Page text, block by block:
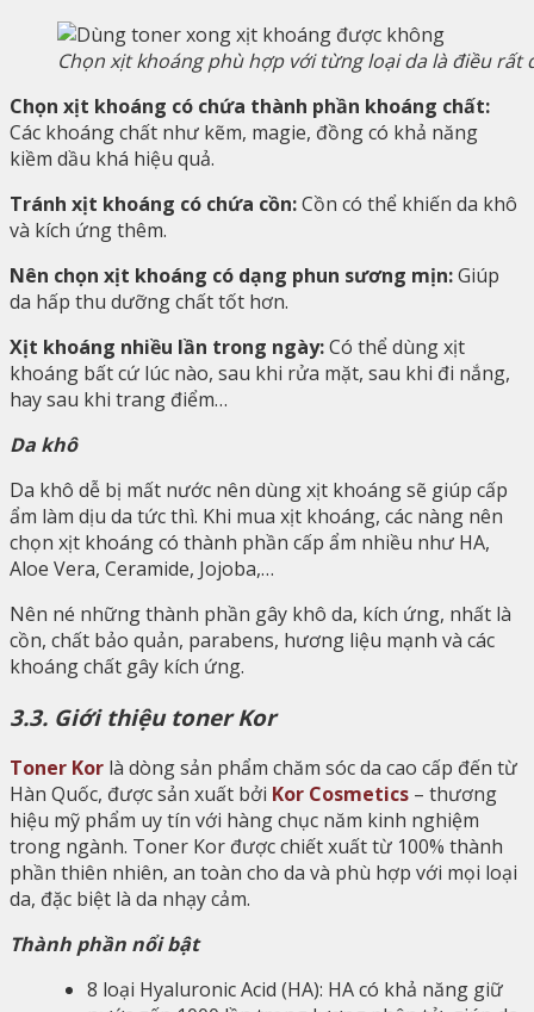
Chọn xịt khoáng phù hợp với từng loại da là điều rất
Chọn xịt khoáng có chứa thành phần khoáng chất:
Các khoáng chất như kẽm, magie, đồng có khả năng
kiềm dầu khá hiệu quả.
Tránh xịt khoáng có chứa cồn:Cồn có thể khiến da khô
và kích ứng thêm.
Nên chọn xịt khoáng có dạng phun sương mịn:Giúp
da hấp thu dưỡng chất tốt hơn.
Xịt khoáng nhiều lần trong ngày:Có thể dùng xịt
khoáng bất cứ lúc nào, sau khi rửa mặt, sau khi đi nắng,
hay sau khi trang điểm…
Da khô
Da khô dễ bị mất nước nên dùng xịt khoáng sẽ giúp cấp
ẩm làm dịu da tức thì. Khi mua xịt khoáng, các nàng nên
chọn xịt khoáng có thành phần cấp ẩm nhiều như HA,
Aloe Vera, Ceramide, Jojoba,…
Nên né những thành phần gây khô da, kích ứng, nhất là
cồn, chất bảo quản, parabens, hương liệu mạnh và các
khoáng chất gây kích ứng.
3.3. Giới thiệu toner Kor
Toner Kor là dòng sản phẩm chăm sóc da cao cấp đến từ
Hàn Quốc, được sản xuất bởi Kor Cosmetics – thương
hiệu mỹ phẩm uy tín với hàng chục năm kinh nghiệm
trong ngành. Toner Kor được chiết xuất từ 100% thành
phần thiên nhiên, an toàn cho da và phù hợp với mọi loại
da, đặc biệt là da nhạy cảm.
Thành phần nổi bật
8 loại Hyaluronic Acid (HA): HA có khả năng giữ